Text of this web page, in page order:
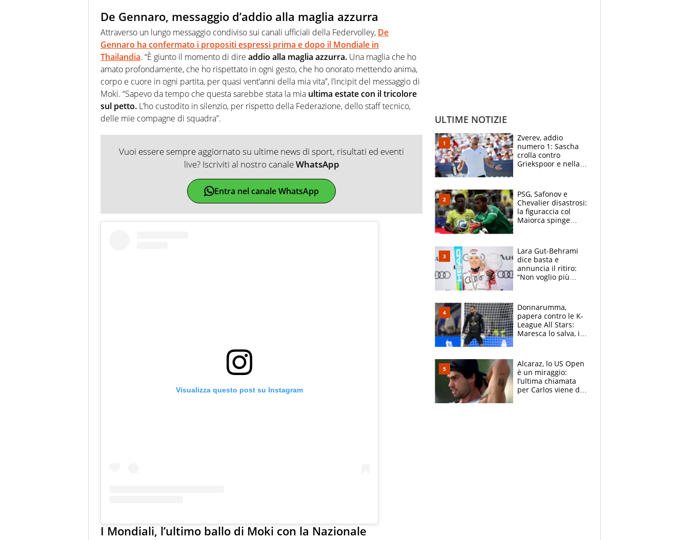
De Gennaro, messaggio d’addio alla maglia azzurra
Attraverso un lungo messaggio condiviso sui canali ufficiali della Federvolley, De
Gennaro ha confermato i propositi espressi prima e dopo il Mondiale in
Thailandia. “È giunto il momento di dire addio alla maglia azzurra. Una maglia che ho
amato profondamente, che ho rispettato in ogni gesto, che ho onorato mettendo anima,
corpo e cuore in ogni partita, per quasi vent’anni della mia vita”, l’incipit del messaggio di
Moki. “Sapevo da tempo che questa sarebbe stata la mia ultima estate con il tricolore
sul petto. L’ho custodito in silenzio, per rispetto della Federazione, dello staff tecnico,
delle mie compagne di squadra”.
Vuoi essere sempre aggiornato su ultime news di sport, risultati ed eventi
live? Iscriviti al nostro canaleWhatsApp
Entra nel canale WhatsApp
Visualizza questo post su Instagram
I Mondiali, l’ultimo ballo di Moki con la Nazionale
ULTIME NOTIZIE
Zverev, addio
numero 1: Sascha
crolla contro
Griekspoor e nella
terzo. Quanti malori
a Montreal
PSG, Safonov e
Chevalier disastrosi:
la figuraccia col
Maiorca spinge
rischio beffa
Lara Gut-Behrami
dice basta e
annuncia il ritiro:
“Non voglio più
Brignone
Donnarumma,
papera contro le K-
League All Stars:
Maresca lo salva, i
Alcaraz, lo US Open
è un miraggio:
l’ultima chiamata
per Carlos viene da